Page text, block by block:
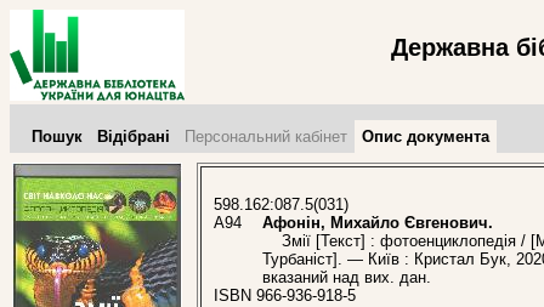
Державна
Пошук Відібрані Персональний кабінет Опис документа
598.162:087.5(031)
А94
Афонін, Михайло Євгенович.
Змії [Текст] : фотоенциклопедія /
Турбаніст]. — Київ : Кристал Бук,
вказаний над вих. дан.
ISBN 966-936-918-5